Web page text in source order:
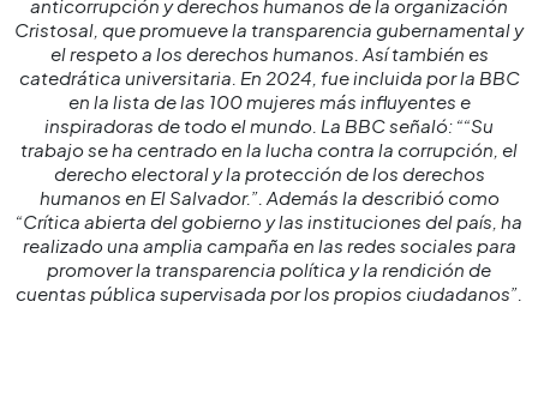
anticorrupción y derechos humanos de la organización
Cristosal, que promueve la transparencia gubernamental y
el respeto a los derechos humanos. Así también es
catedrática universitaria. En 2024, fue incluida por la BBC
en la lista de las 100 mujeres más influyentes e
inspiradoras de todo el mundo. La BBC señaló: ““Su
trabajo se ha centrado en la lucha contra la corrupción, el
derecho electoral y la protección de los derechos
humanos en El Salvador.”. Además la describió como
“Crítica abierta del gobierno y las instituciones del país, ha
realizado una amplia campaña en las redes sociales para
promover la transparencia política y la rendición de
cuentas pública supervisada por los propios ciudadanos”.